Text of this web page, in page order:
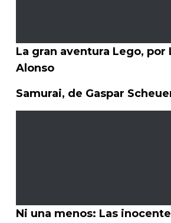
La gran aventura Lego, por
Alonso
Samurai, de Gaspar
Ni una menos: Las